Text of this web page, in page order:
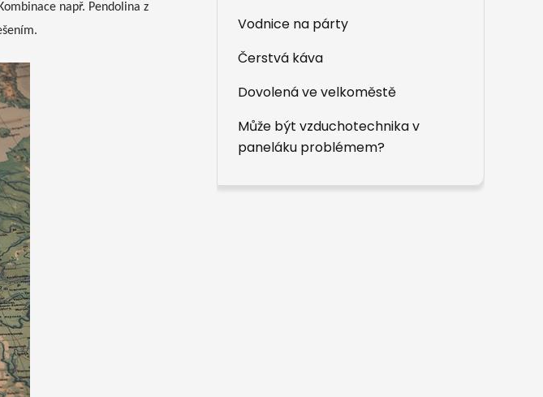
např. Pendolina z
Vodnice na párty
Čerstvá káva
Dovolená ve velkoměstě
Může být vzduchotechnika v
paneláku problémem?